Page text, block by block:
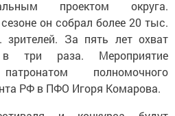
он собрал более 20 тыс.
За пять лет охват
три раза. Мероприятие
полномочного
РФ в ПФО Игоря Комарова.